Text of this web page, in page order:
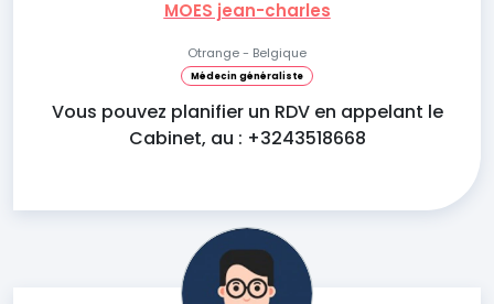
MOES jean-charles
Otrange - Belgique
Médecin généraliste
Vous pouvez planifier un RDV en appelant le
Cabinet, au : +3243518668